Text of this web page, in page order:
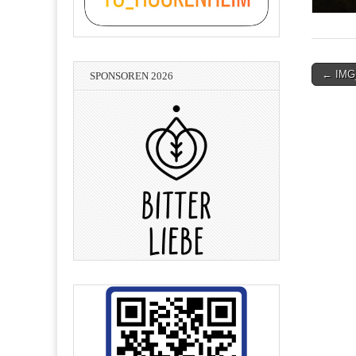
Post
←
SPONSOREN 2026
Lean-Consulting - Hans-Peter